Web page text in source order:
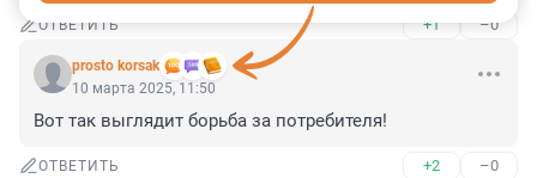
ОТВЕТИТЬ +1 –0
prosto korsak
10 марта 2025, 11:50
Вот так выглядит борьба за потребителя!
ОТВЕТИТЬ +2 –0